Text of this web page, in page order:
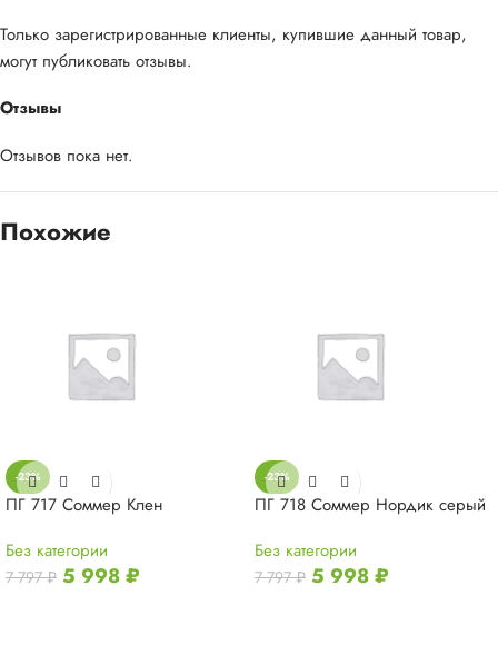
Отзывы
Отзывов пока нет.
Только зарегистрированные клиенты, купившие данный товар,
могут публиковать отзывы.
Похожие
-23%
ПГ 717 Соммер Клен
Без категории
7 797₽ 5 998₽
-23%
ПГ 718 Соммер Нордик серый
Без категории
7 797₽ 5 998₽